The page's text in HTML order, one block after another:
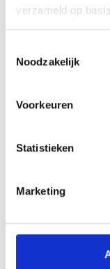
verzameld op
Noodzakelijk
Voorkeuren
Statistieken
Marketing